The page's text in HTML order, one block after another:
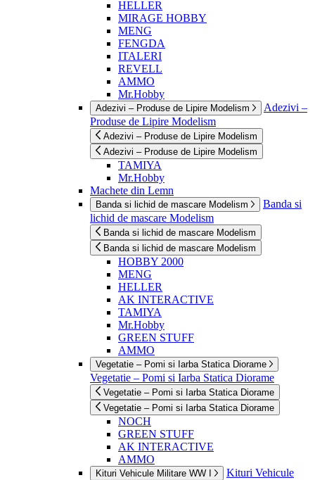
HELLER
MIRAGE HOBBY
MENG
FENGDA
ITALERI
REVELL
AMMO
Mr.Hobby
Adezivi – Produse de Lipire Modelism
Adezivi –
Produse de Lipire Modelism
Adezivi – Produse de Lipire Modelism
Adezivi – Produse de Lipire Modelism
TAMIYA
Mr.Hobby
Machete din Lemn
Banda si lichid de mascare Modelism
Banda si
lichid de mascare Modelism
Banda si lichid de mascare Modelism
Banda si lichid de mascare Modelism
HOBBY 2000
MENG
HELLER
AK INTERACTIVE
TAMIYA
Mr.Hobby
GREEN STUFF
AMMO
Vegetatie – Pomi si Iarba Statica Diorame
Vegetatie – Pomi si Iarba Statica Diorame
Vegetatie – Pomi si Iarba Statica Diorame
Vegetatie – Pomi si Iarba Statica Diorame
NOCH
GREEN STUFF
AK INTERACTIVE
AMMO
Kituri Vehicule Militare WW I
Kituri Vehicule